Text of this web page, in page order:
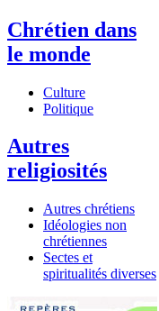
Chrétien dans
le monde
Culture
Politique
Autres
religiosités
Autres chrétiens
Idéologies non
chrétiennes
Sectes et
spiritualités diverses